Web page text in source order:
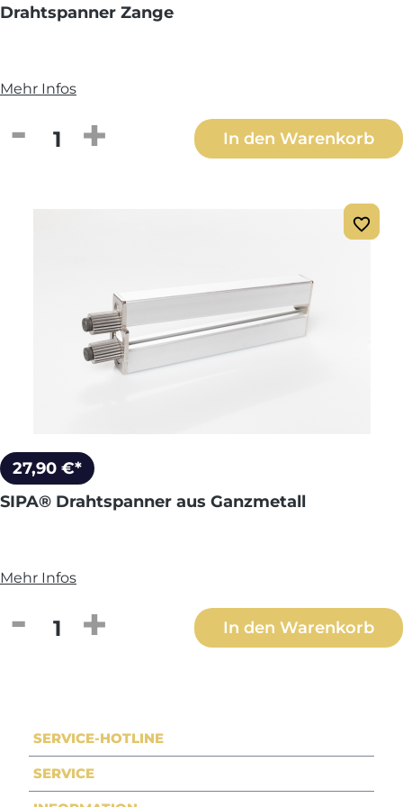
Drahtspanner Zange
Mehr Infos
Produkt Anzahl: Gib den gewünschten
In den Warenkorb
27,90 €*
SIPA® Drahtspanner aus Ganzmetall
Mehr Infos
Produkt Anzahl: Gib den gewünschten
In den Warenkorb
SERVICE-HOTLINE
SERVICE